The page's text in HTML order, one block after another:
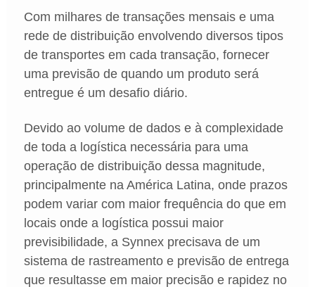
Com milhares de transações mensais e uma
rede de distribuição envolvendo diversos tipos
de transportes em cada transação, fornecer
uma previsão de quando um produto será
entregue é um desafio diário.
Devido ao volume de dados e à complexidade
de toda a logística necessária para uma
operação de distribuição dessa magnitude,
principalmente na América Latina, onde prazos
podem variar com maior frequência do que em
locais onde a logística possui maior
previsibilidade, a Synnex precisava de um
sistema de rastreamento e previsão de entrega
que resultasse em maior precisão e rapidez no